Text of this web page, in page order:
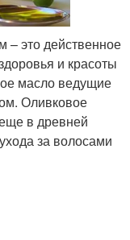
– это действенное
и красоты
масло ведущие
Оливковое
в древней
за волосами